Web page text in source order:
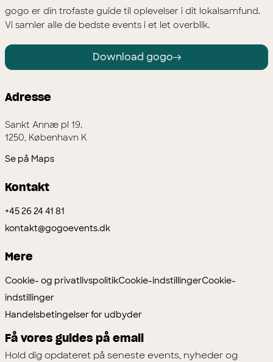
gogo er din trofaste guide til oplevelser i dit lokalsamfund.
Vi samler alle de bedste events i et let overblik.
Download gogo
Adresse
Sankt Annæ pl 19.
1250, København K
Se på Maps
Kontakt
+45 26 24 41 81
kontakt@gogoevents.dk
Mere
Cookie- og privatlivspolitikCookie-indstillingerCookie-
indstillinger
Handelsbetingelser for udbyder
Få vores guides på email
Hold dig opdateret på seneste events, nyheder og